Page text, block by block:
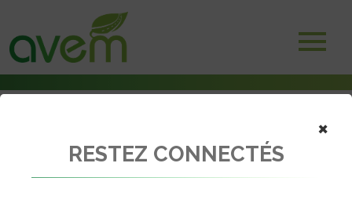
Riviera Electric Challenge 2021 : victoire de Bernard Darniche et
×
RESTEZ CONNECTÉS